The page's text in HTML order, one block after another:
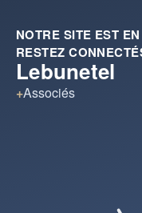
NOTRE SITE EST
RESTEZ
Lebunetel
+Associés